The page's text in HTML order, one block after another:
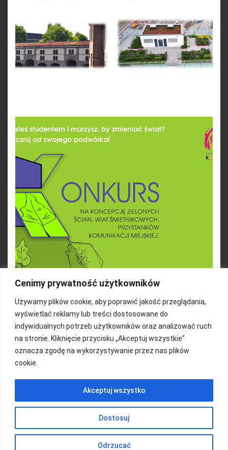
Cenimy prywatność użytkowników
Używamy plików cookie, aby poprawić jakość przeglądania,
wyświetlać reklamy lub treści dostosowane do
indywidualnych potrzeb użytkowników oraz analizować ruch
na stronie. Kliknięcie przycisku „Akceptuj wszystkie”
oznacza zgodę na wykorzystywanie przez nas plików
cookie.
Dostosuj
Odrzucać
Akceptuj wszystko
FUNDACJA KOLOROWO